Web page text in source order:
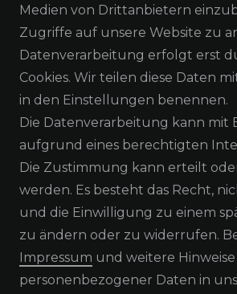
NEWSLETTER
Alle Preisangaben inkl. MwSt.
Widerrufs­recht
Medien von Drittanbietern
Zugriffe auf unsere Website zu
Datenverarbeitung erfolgt erst
Cookies. Wir teilen diese Daten
in den Einstellungen benennen.
Die Datenverarbeitung kann mit
aufgrund eines berechtigten
Die Zustimmung kann erteilt
werden. Es besteht das Recht,
und die Einwilligung zu einem
zu ändern oder zu widerrufen.
Impressum und weitere
personenbezogener Daten in